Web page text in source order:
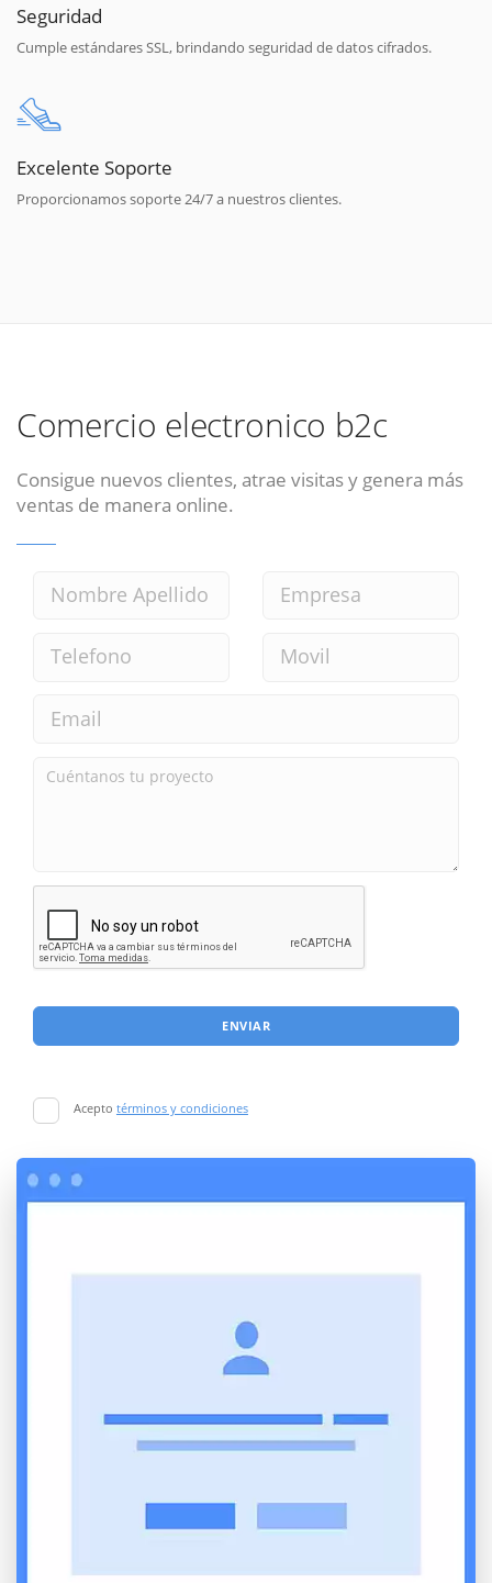
Seguridad
Cumple estándares SSL, brindando seguridad de datos cifrados.
Excelente Soporte
Proporcionamos soporte 24/7 a nuestros clientes.
Comercio electronico b2c
Consigue nuevos clientes, atrae visitas y genera más
ventas de manera online.
ENVIAR
Acepto términos y condiciones